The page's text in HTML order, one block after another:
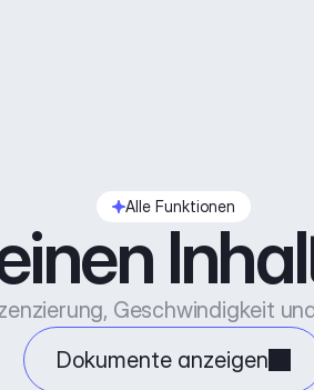
Alle Funktionen
Geschwindigkeit
Dokumente anzeigen